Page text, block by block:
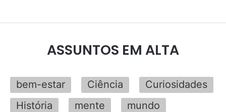
ASSUNTOS EM ALTA
bem-estar Ciência
Curiosidades
História
mente
mundo